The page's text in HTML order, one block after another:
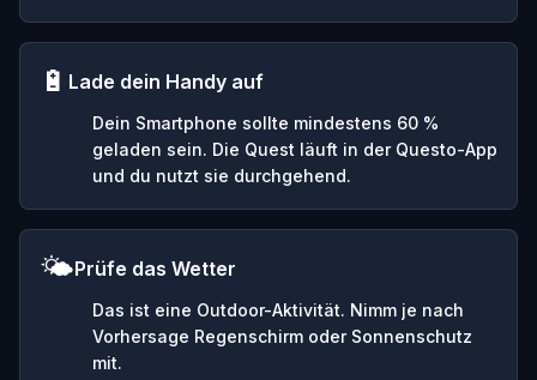
🔋 Lade dein Handy auf
Dein Smartphone sollte mindestens 60 %
geladen sein. Die Quest läuft in der Questo-App
und du nutzt sie durchgehend.
🌤️Prüfe das Wetter
Das ist eine Outdoor-Aktivität. Nimm je nach
Vorhersage Regenschirm oder Sonnenschutz
mit.